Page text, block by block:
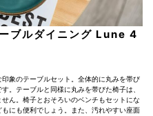
ブルダイニング Lune 4
象のテーブルセット。全体的に丸みを帯び
。テーブルと同様に丸みを帯びた椅子は、
ん。椅子とおそろいのベンチもセットにな
にも便利でしょう。また、汚れやすい座面